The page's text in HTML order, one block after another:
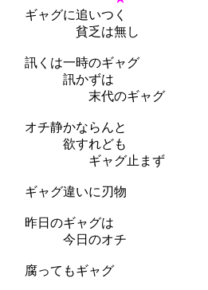
ギャグに追いつく
貧乏は無し
訊くは一時のギャグ
訊かずは
末代のギャグ
オチ静かならんと
欲すれども
ギャグ止まず
ギャグ違いに刃物
昨日のギャグは
今日のオチ
腐ってもギャグ